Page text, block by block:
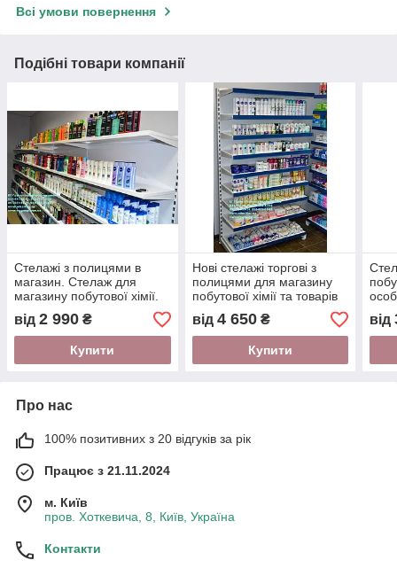
Всі умови повернення
Подібні товари компанії
Стелажі з полицями в
магазин. Стелаж для
магазину побутової хімії.
Торгове обладнання WIKO
ВІКО
від 2 990 ₴
Купити
Нові стелажі торгові з
полицями для магазину
побутової хімії та товарів
для дому. Торгове
обладнання WIKO
від 4 650₴
Купити
від
Про нас
100% позитивних з 20 відгуків за рік
Працює з 21.11.2024
м. Київ
пров. Хоткевича, 8, Київ, Україна
Контакти